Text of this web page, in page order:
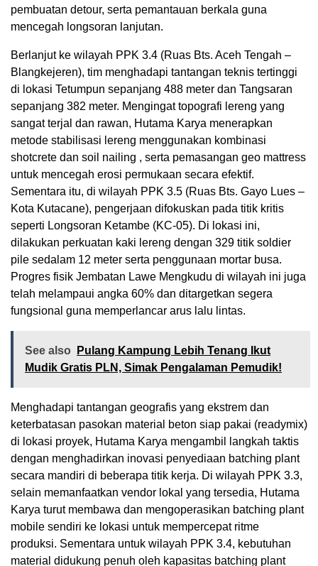
pembuatan detour, serta pemantauan berkala guna
mencegah longsoran lanjutan.
Berlanjut ke wilayah PPK 3.4 (Ruas Bts. Aceh Tengah –
Blangkejeren), tim menghadapi tantangan teknis tertinggi
di lokasi Tetumpun sepanjang 488 meter dan Tangsaran
sepanjang 382 meter. Mengingat topografi lereng yang
sangat terjal dan rawan, Hutama Karya menerapkan
metode stabilisasi lereng menggunakan kombinasi
shotcrete dan soil nailing , serta pemasangan geo mattress
untuk mencegah erosi permukaan secara efektif.
Sementara itu, di wilayah PPK 3.5 (Ruas Bts. Gayo Lues –
Kota Kutacane), pengerjaan difokuskan pada titik kritis
seperti Longsoran Ketambe (KC-05). Di lokasi ini,
dilakukan perkuatan kaki lereng dengan 329 titik soldier
pile sedalam 12 meter serta penggunaan mortar busa.
Progres fisik Jembatan Lawe Mengkudu di wilayah ini juga
telah melampaui angka 60% dan ditargetkan segera
fungsional guna memperlancar arus lalu lintas.
See also
Pulang Kampung Lebih Tenang Ikut
Mudik Gratis PLN, Simak Pengalaman Pemudik!
Menghadapi tantangan geografis yang ekstrem dan
keterbatasan pasokan material beton siap pakai (readymix)
di lokasi proyek, Hutama Karya mengambil langkah taktis
dengan menghadirkan inovasi penyediaan batching plant
secara mandiri di beberapa titik kerja. Di wilayah PPK 3.3,
selain memanfaatkan vendor lokal yang tersedia, Hutama
Karya turut membawa dan mengoperasikan batching plant
mobile sendiri ke lokasi untuk mempercepat ritme
produksi. Sementara untuk wilayah PPK 3.4, kebutuhan
material didukung penuh oleh kapasitas batching plant